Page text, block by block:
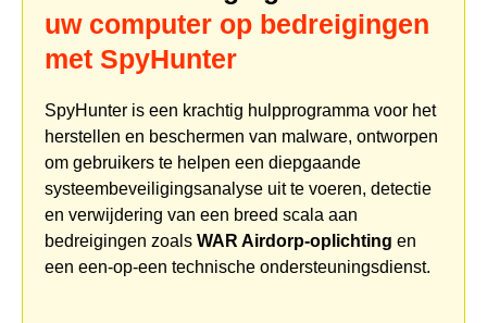
uw computer op bedreigingen
met SpyHunter
SpyHunter is een krachtig hulpprogramma voor het
herstellen en beschermen van malware, ontworpen
om gebruikers te helpen een diepgaande
systeembeveiligingsanalyse uit te voeren, detectie
en verwijdering van een breed scala aan
bedreigingen zoals WAR Airdorp-oplichting en
een een-op-een technische ondersteuningsdienst.